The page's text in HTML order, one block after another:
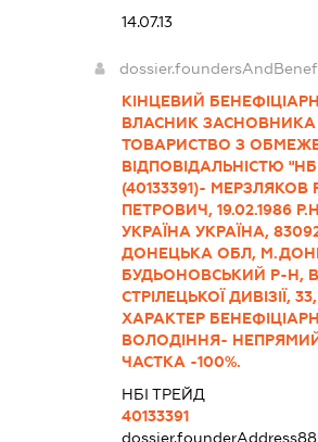
14.07.13
КІНЦЕВИЙ
ВЛАСНИК ЗАСНОВНИКА
ТОВАРИСТВО З
ВІДПОВІДАЛЬНІСТЮ
(40133391)- МЕРЗЛЯКОВ
ПЕТРОВИЧ, 19.02.1986
УКРАЇНА УКРАЇНА,
ДОНЕЦЬКА ОБЛ,
БУДЬОНОВСЬКИЙ Р-Н,
СТРІЛЕЦЬКОЇ ДИВІЗІЇ,
ХАРАКТЕР
ВОЛОДІННЯ-
ЧАСТКА -100%.
НБІ ТРЕЙД
40133391
dossier.founderAddress